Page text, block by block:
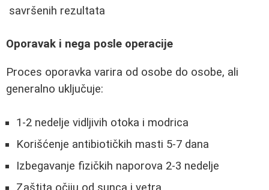
savršenih rezultata
Oporavak i nega posle operacije
Proces oporavka varira od osobe do osobe, ali
generalno uključuje:
1-2 nedelje vidljivih otoka i modrica
Korišćenje antibiotičkih masti 5-7 dana
Izbegavanje fizičkih naporova 2-3 nedelje